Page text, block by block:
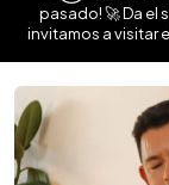
pasado! 🚀 Da el
invitamos a visitar